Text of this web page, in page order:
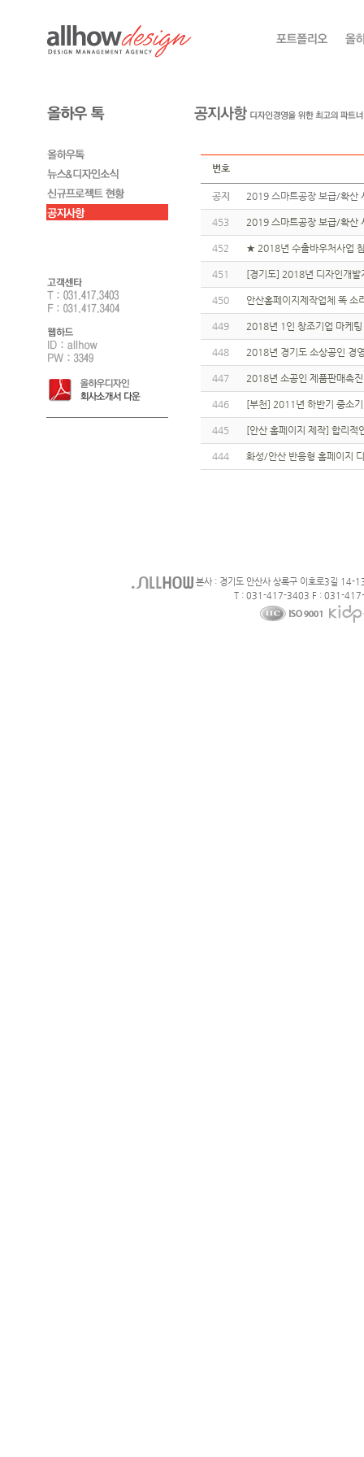
번호
공지 2019 스마트공장 보급/확
453 2019 스마트공장 보급/확
452 ★ 2018년 수출바우처사업
451 [경기도] 2018년 디자인개
450 안산홈페이지제작업체 똑 소
449 2018년 1인 창조기업 마케
448 2018년 경기도 소상공인
447 2018년 소공인 제품판매촉
446 [부천] 2011년 하반기 중소
445 [안산 홈페이지 제작] 합리적
444 화성/안산 반응형 홈페이지
본사 : 경기도 안산사 상록구 이호로3길 14-
T : 031-417-3403 F : 031-